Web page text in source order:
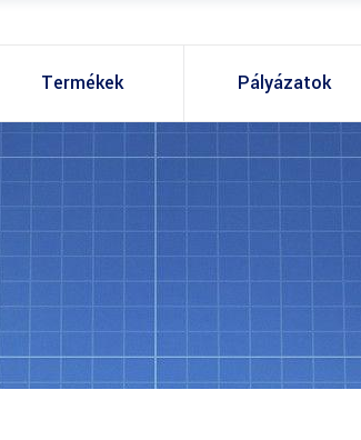
Termékek Pályázatok